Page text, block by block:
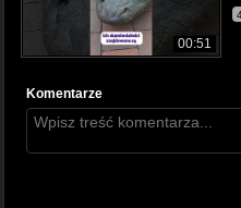
00:51
Komentarze